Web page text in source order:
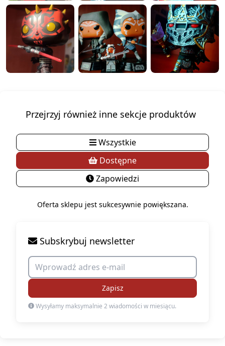
Przejrzyj również inne sekcje produktów
Wszystkie
Dostępne
Zapowiedzi
Oferta sklepu jest sukcesywnie powiększana.
Subskrybuj newsletter
Zapisz
Wysyłamy maksymalnie 2 wiadomości w miesiącu.